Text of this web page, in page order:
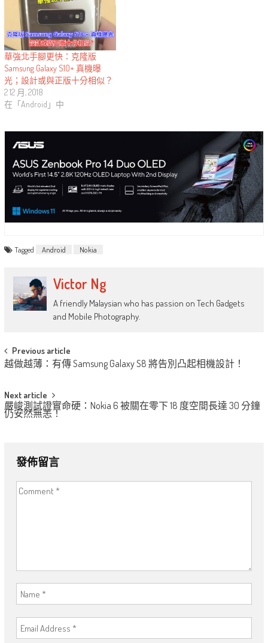
華強北手腳更快：克隆版
Samsung Galaxy S10+ 真機曝
光；設計或與正版十分相似？
2 12 月, 2018
在「Android」中
Tagged Android Nokia
Victor Ng
A friendly Malaysian who has passion on Tech Gadgets
and Mobile Photography.
Post
navigation
Previous article
越做越薄：有傳 Samsung Galaxy S8 將告別凸起相機設計！
Next article
嚴峻測試證實命硬：Nokia 6 被關在零下 18 度空間長達 30 分鐘
仍安然無恙！
發佈留言